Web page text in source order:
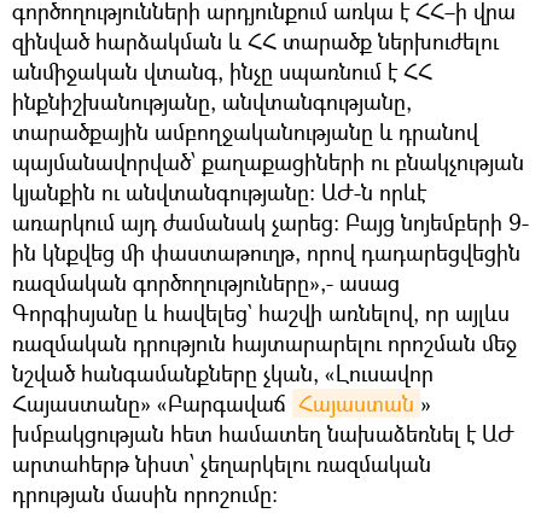
գործողությունների արդյունքում առկա է ՀՀ–ի վրա
զինված հարձակման և ՀՀ տարածք ներխուժելու
անմիջական վտանգ, ինչը սպառնում է ՀՀ
ինքնիշխանությանը, անվտանգությանը,
տարածքային ամբողջականությանը և դրանով
պայմանավորված՝ քաղաքացիների ու բնակչության
կյանքին ու անվտանգությանը: ԱԺ-ն որևէ
առարկում այդ ժամանակ չարեց: Բայց նոյեմբերի 9-
ին կնքվեց մի փաստաթուղթ, որով դադարեցվեցին
ռազմական գործողություները»,- ասաց
Գորգիսյանը և հավելեց` հաշվի առնելով, որ այլևս
ռազմական դրություն հայտարարելու որոշման մեջ
նշված հանգամանքները չկան, «Լուսավոր
Հայաստանը» «Բարգավաճ Հայաստան »
խմբակցության հետ համատեղ նախաձեռնել է ԱԺ
արտահերթ նիստ՝ չեղարկելու ռազմական
դրության մասին որոշումը: